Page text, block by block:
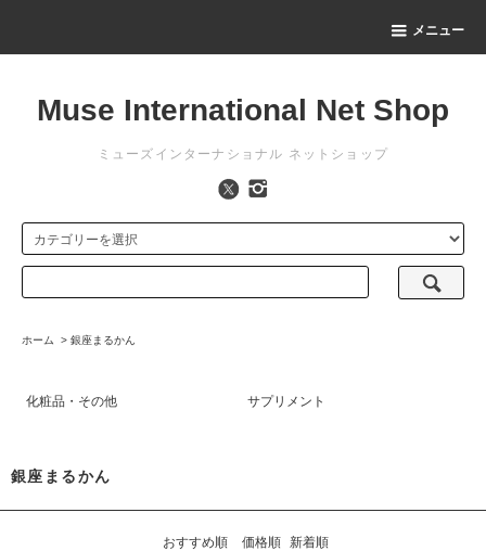
メニュー
Muse International Net Shop
ミューズインターナショナル ネットショップ
ホーム > 銀座まるかん
化粧品・その他 サプリメント
銀座まるかん
おすすめ順 価格順 新着順